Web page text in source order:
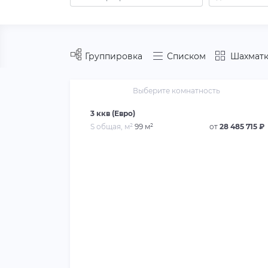
Группировка Списком
Выберите комнатность
3 ккв (Евро)
S общая, м² 99 м² от 28 485 715 ₽